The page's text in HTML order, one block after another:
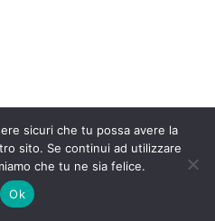
sicuri che tu possa avere la
sito. Se continui ad utilizzare
che tu ne sia felice.
Ok